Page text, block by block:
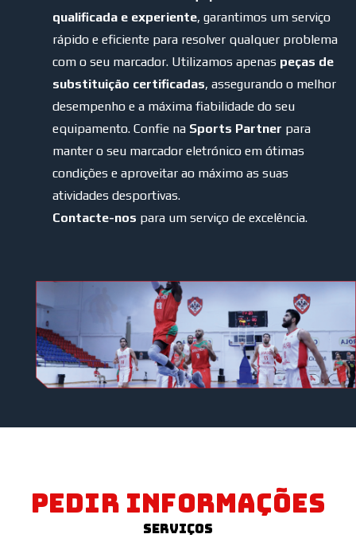
qualificada e experiente, garantimos um serviço
rápido e eficiente para resolver qualquer problema
com o seu marcador. Utilizamos apenas peças de
substituição certificadas, assegurando o melhor
desempenho e a máxima fiabilidade do seu
equipamento. Confie na Sports Partner para
manter o seu marcador eletrónico em ótimas
condições e aproveitar ao máximo as suas
atividades desportivas.
Contacte-nos para um serviço de excelência.
PEDIR INFORMAÇÕES
Serviços